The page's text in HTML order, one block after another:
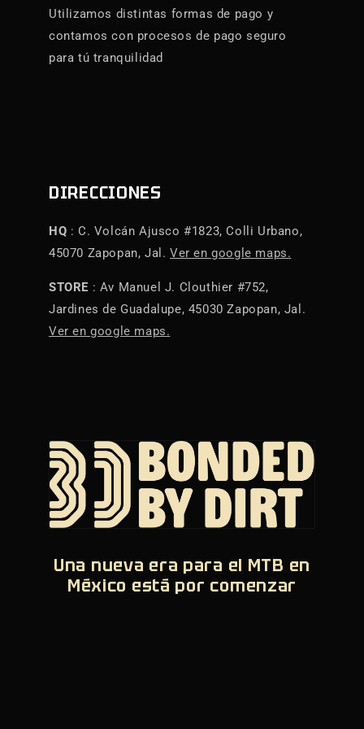
Utilizamos distintas formas de pago y
contamos con procesos de pago seguro
para tú tranquilidad
DIRECCIONES
HQ : C. Volcán Ajusco #1823, Colli Urbano,
45070 Zapopan, Jal. Ver en google maps.
STORE : Av Manuel J. Clouthier #752,
Jardines de Guadalupe, 45030 Zapopan, Jal.
Ver en google maps.
Una nueva era para el MTB en
México está por comenzar